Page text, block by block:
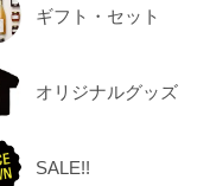
ギフト・セット
オリジナルグッズ
SALE!!